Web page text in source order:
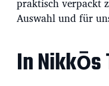
praktisch verpackt
Auswahl und für
In Nikkōs